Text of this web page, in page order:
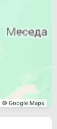
| © Google Maps